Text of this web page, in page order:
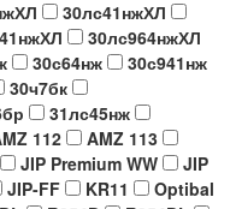
30лс41нжХЛ
30лс964нжХЛ
30с64нж
30с941нж
30ч7бк
31лс45нж
112
AMZ 113
JIP Premium WW
JIP
JIP-FF KR11
Optibal